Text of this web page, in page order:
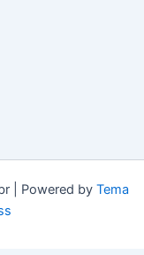
| Powered by Tema